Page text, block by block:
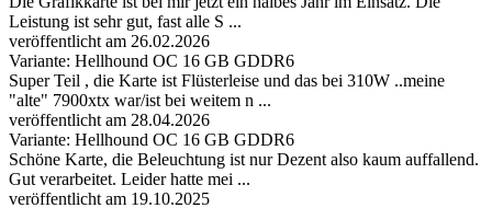
Leistung ist sehr gut, fast alle S ...
veröffentlicht am 26.02.2026
Variante: Hellhound OC 16 GB GDDR6
Super Teil , die Karte ist Flüsterleise und das bei 310W ..meine
"alte" 7900xtx war/ist bei weitem n ...
veröffentlicht am 28.04.2026
Variante: Hellhound OC 16 GB GDDR6
Schöne Karte, die Beleuchtung ist nur Dezent also kaum auffallend.
Gut verarbeitet. Leider hatte mei ...
veröffentlicht am 19.10.2025